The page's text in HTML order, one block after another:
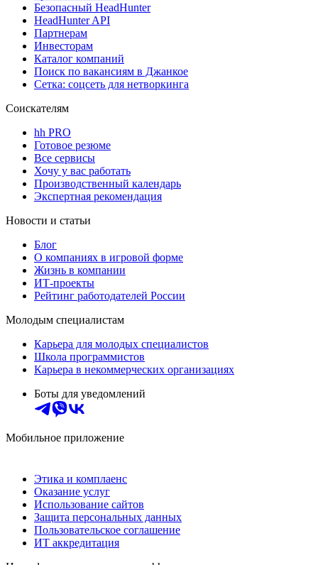
Безопасный HeadHunter
HeadHunter API
Партнерам
Инвесторам
Каталог компаний
Поиск по вакансиям в Джанкое
Сетка: соцсеть для нетворкинга
Соискателям
hh PRO
Готовое резюме
Все сервисы
Хочу у вас работать
Производственный календарь
Экспертная рекомендация
Новости и статьи
Блог
О компаниях в игровой форме
Жизнь в компании
ИТ-проекты
Рейтинг работодателей России
Молодым специалистам
Карьера для молодых специалистов
Школа программистов
Карьера в некоммерческих организациях
Боты для уведомлений
Мобильное приложение
Этика и комплаенс
Оказание услуг
Использование сайтов
Защита персональных данных
Пользовательское соглашение
ИТ аккредитация